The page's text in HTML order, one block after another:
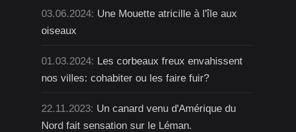
03.06.2024: Une Mouette atricille à l'île aux
oiseaux
01.03.2024: Les corbeaux freux envahissent
nos villes: cohabiter ou les faire fuir?
22.11.2023: Un canard venu d'Amérique du
Nord fait sensation sur le Léman.